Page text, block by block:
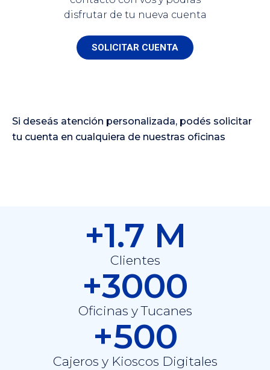
disfrutar de tu nueva cuenta
SOLICITAR CUENTA
Si deseás atención personalizada, podés solicitar
tu cuenta en cualquiera de nuestras oficinas
+1.7 M
Clientes
+3000
Oficinas y Tucanes
+500
Cajeros y Kioscos Digitales